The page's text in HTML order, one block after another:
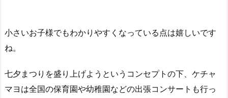
小さいお子様でもわかりやすくなっている点は嬉しいです
ね。
七夕まつりを盛り上げようというコンセプトの下、ケチャ
マヨは全国の保育園や幼稚園などの出張コンサートも行っ